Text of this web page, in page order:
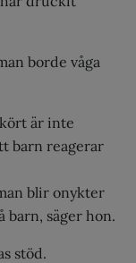
borde våga
är inte
barn reagerar
blir onykter
barn, säger hon.
stöd.